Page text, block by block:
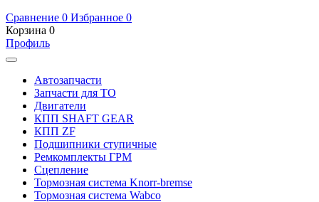
Сравнение 0 Избранное 0
Корзина 0
Профиль
Автозапчасти
Запчасти для ТО
Двигатели
КПП SHAFT GEAR
КПП ZF
Подшипники ступичные
Ремкомплекты ГРМ
Сцепление
Тормозная система Knorr-bremse
Тормозная система Wabco